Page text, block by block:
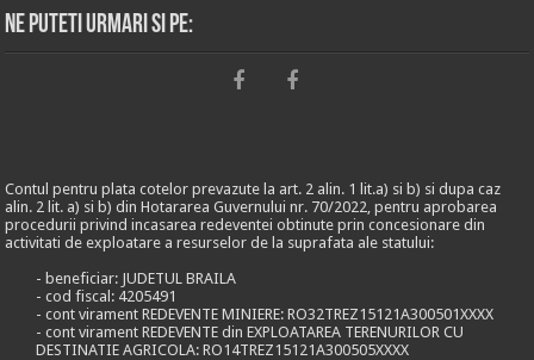
Ne puteti urmari si pe:
Contul pentru plata cotelor prevazute la art. 2 alin. 1 lit.a) si b) si dupa caz
alin. 2 lit. a) si b) din Hotararea Guvernului nr. 70/2022, pentru aprobarea
procedurii privind incasarea redeventei obtinute prin concesionare din
activitati de exploatare a resurselor de la suprafata ale statului:
- beneficiar: JUDETUL BRAILA
- cod fiscal: 4205491
- cont virament REDEVENTE MINIERE: RO32TREZ15121A300501XXXX
- cont virament REDEVENTE din EXPLOATAREA TERENURILOR CU
DESTINATIE AGRICOLA: RO14TREZ15121A300505XXXX